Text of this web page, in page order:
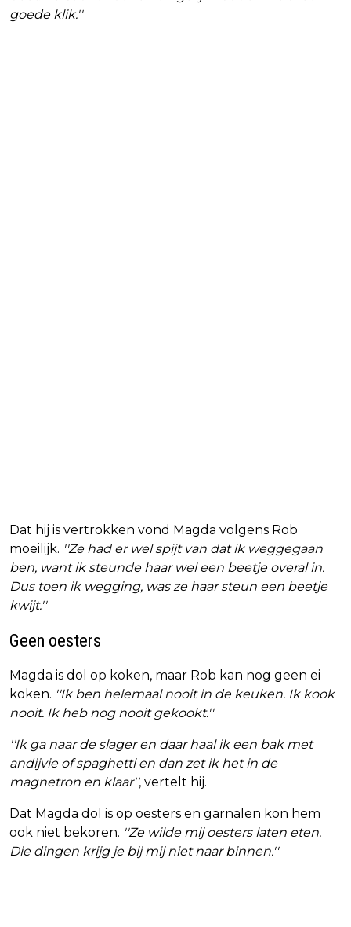
goede klik.''
Dat hij is vertrokken vond Magda volgens Rob
moeilijk. ''Ze had er wel spijt van dat ik weggegaan
ben, want ik steunde haar wel een beetje overal in.
Dus toen ik wegging, was ze haar steun een beetje
kwijt.''
Geen oesters
Magda is dol op koken, maar Rob kan nog geen ei
koken. ''Ik ben helemaal nooit in de keuken. Ik kook
nooit. Ik heb nog nooit gekookt.''
''Ik ga naar de slager en daar haal ik een bak met
andijvie of spaghetti en dan zet ik het in de
magnetron en klaar'', vertelt hij.
Dat Magda dol is op oesters en garnalen kon hem
ook niet bekoren. ''Ze wilde mij oesters laten eten.
Die dingen krijg je bij mij niet naar binnen.''